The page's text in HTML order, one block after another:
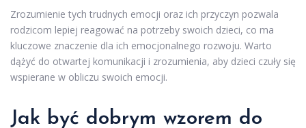
Zrozumienie tych trudnych emocji oraz ich przyczyn pozwala
rodzicom lepiej reagować na potrzeby swoich dzieci, co ma
kluczowe znaczenie dla ich emocjonalnego rozwoju. Warto
dążyć do otwartej komunikacji i zrozumienia, aby dzieci czuły się
wspierane w obliczu swoich emocji.
Jak być dobrym wzorem do